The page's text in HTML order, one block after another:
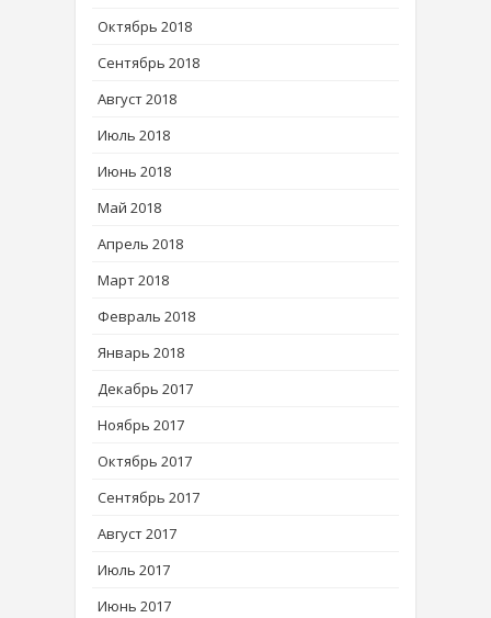
Октябрь 2018
Сентябрь 2018
Август 2018
Июль 2018
Июнь 2018
Май 2018
Апрель 2018
Март 2018
Февраль 2018
Январь 2018
Декабрь 2017
Ноябрь 2017
Октябрь 2017
Сентябрь 2017
Август 2017
Июль 2017
Июнь 2017